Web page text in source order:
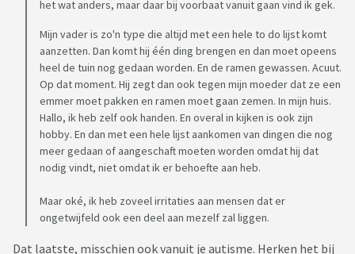
het wat anders, maar daar bij voorbaat vanuit gaan vind ik gek.
Mijn vader is zo'n type die altijd met een hele to do lijst komt
aanzetten. Dan komt hij één ding brengen en dan moet opeens
heel de tuin nog gedaan worden. En de ramen gewassen. Acuut.
Op dat moment. Hij zegt dan ook tegen mijn moeder dat ze een
emmer moet pakken en ramen moet gaan zemen. In mijn huis.
Hallo, ik heb zelf ook handen. En overal in kijken is ook zijn
hobby. En dan met een hele lijst aankomen van dingen die nog
meer gedaan of aangeschaft moeten worden omdat hij dat
nodig vindt, niet omdat ik er behoefte aan heb.
Maar oké, ik heb zoveel irritaties aan mensen dat er
ongetwijfeld ook een deel aan mezelf zal liggen.
Dat laatste, misschien ook vanuit je autisme. Herken het bij